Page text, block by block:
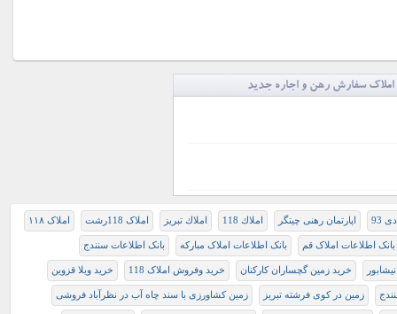
املاک سفارش رهن و اجاره جدید
93 اپارتمان رهنی چیتگر املاك 118 املاك تبريز املاک 118رشت املاک ۱۱۸
بانک اطلاعات املاک قم بانک اطلاعات املاک مبارکه بانک اطلاعات سنندج
خرید زمین گچساران کارکنان خرید وفروش املاک 118 خرید ویلا قزوین
زمین در کوی فرشته تبریز زمین کشاورزی با سند چاه آب در نظرآباد فروشی